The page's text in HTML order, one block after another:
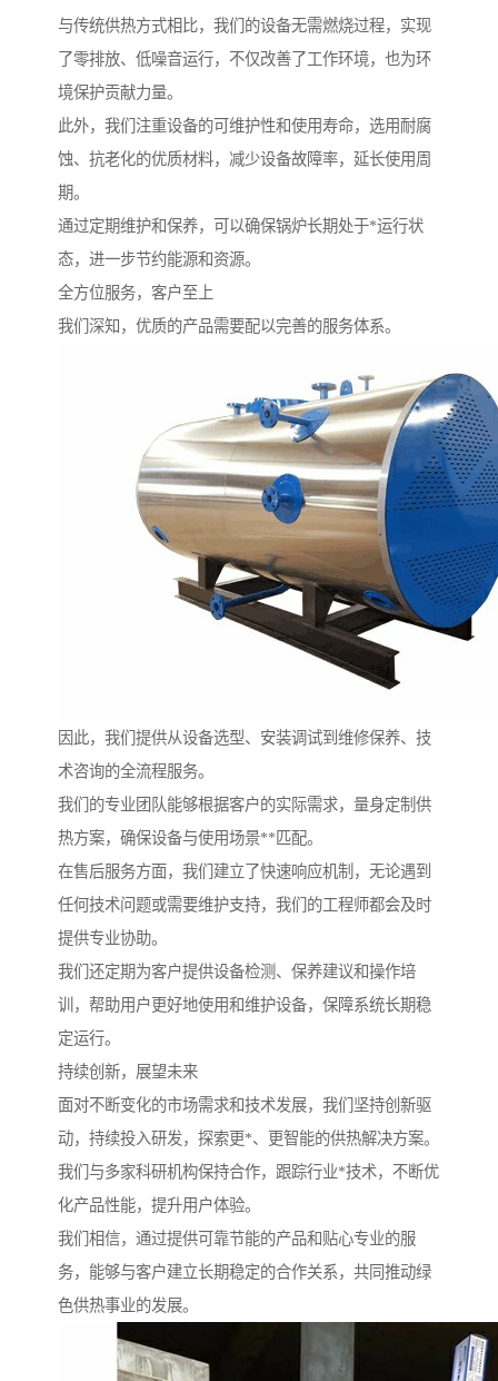
与传统供热方式相比，我们的设备无需燃烧过程，实现
了零排放、低噪音运行，不仅改善了工作环境，也为环
境保护贡献力量。
此外，我们注重设备的可维护性和使用寿命，选用耐腐
蚀、抗老化的优质材料，减少设备故障率，延长使用周
期。
通过定期维护和保养，可以确保锅炉长期处于*运行状
态，进一步节约能源和资源。
全方位服务，客户至上
我们深知，优质的产品需要配以完善的服务体系。
因此，我们提供从设备选型、安装调试到维修保养、技
术咨询的全流程服务。
我们的专业团队能够根据客户的实际需求，量身定制供
热方案，确保设备与使用场景**匹配。
在售后服务方面，我们建立了快速响应机制，无论遇到
任何技术问题或需要维护支持，我们的工程师都会及时
提供专业协助。
我们还定期为客户提供设备检测、保养建议和操作培
训，帮助用户更好地使用和维护设备，保障系统长期稳
定运行。
持续创新，展望未来
面对不断变化的市场需求和技术发展，我们坚持创新驱
动，持续投入研发，探索更*、更智能的供热解决方案。
我们与多家科研机构保持合作，跟踪行业*技术，不断优
化产品性能，提升用户体验。
我们相信，通过提供可靠节能的产品和贴心专业的服
务，能够与客户建立长期稳定的合作关系，共同推动绿
色供热事业的发展。